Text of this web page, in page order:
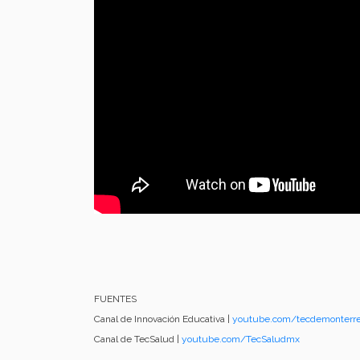
FUENTES
Canal de Innovación Educativa | youtube.com/
Canal de TecSalud | youtube.com/TecSaludmx